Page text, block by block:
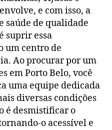
e com isso, a
saúde de qualidade
suprir essa
um centro de
Ao procurar por um
em Porto Belo, você
uma equipe dedicada
diversas condições
é desmistificar o
o acessível e